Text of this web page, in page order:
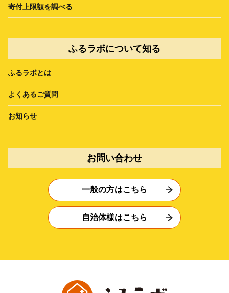
寄付上限額を調べる
ふるラボについて知る
ふるラボとは
よくあるご質問
お知らせ
お問い合わせ
一般の方はこちら
自治体様はこちら